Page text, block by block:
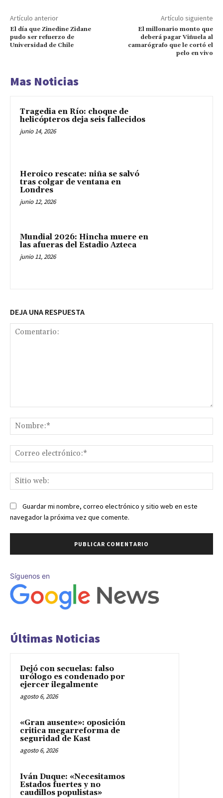
Artículo anterior
El día que Zinedine Zidane
pudo ser refuerzo de
Universidad de Chile
Artículo siguiente
El millonario monto que
deberá pagar Viñuela al
camarógrafo que le cortó el
pelo en vivo
Mas Noticias
Tragedia en Río: choque de
helicópteros deja seis fallecidos
junio 14, 2026
Heroico rescate: niña se salvó
tras colgar de ventana en
Londres
junio 12, 2026
Mundial 2026: Hincha muere en
las afueras del Estadio Azteca
junio 11, 2026
DEJA UNA RESPUESTA
Guardar mi nombre, correo electrónico y sitio web en este
navegador la próxima vez que comente.
Síguenos en
Últimas Noticias
Dejó con secuelas: falso
urólogo es condenado por
ejercer ilegalmente
agosto 6, 2026
«Gran ausente»: oposición
critica megarreforma de
seguridad de Kast
agosto 6, 2026
Iván Duque: «Necesitamos
Estados fuertes y no
caudillos populistas»